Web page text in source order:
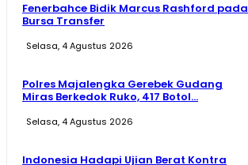
Fenerbahce Bidik Marcus Rashford pada
Bursa Transfer
Selasa, 4 Agustus 2026
Polres Majalengka Gerebek Gudang
Miras Berkedok Ruko, 417 Botol...
Selasa, 4 Agustus 2026
Indonesia Hadapi Ujian Berat Kontra